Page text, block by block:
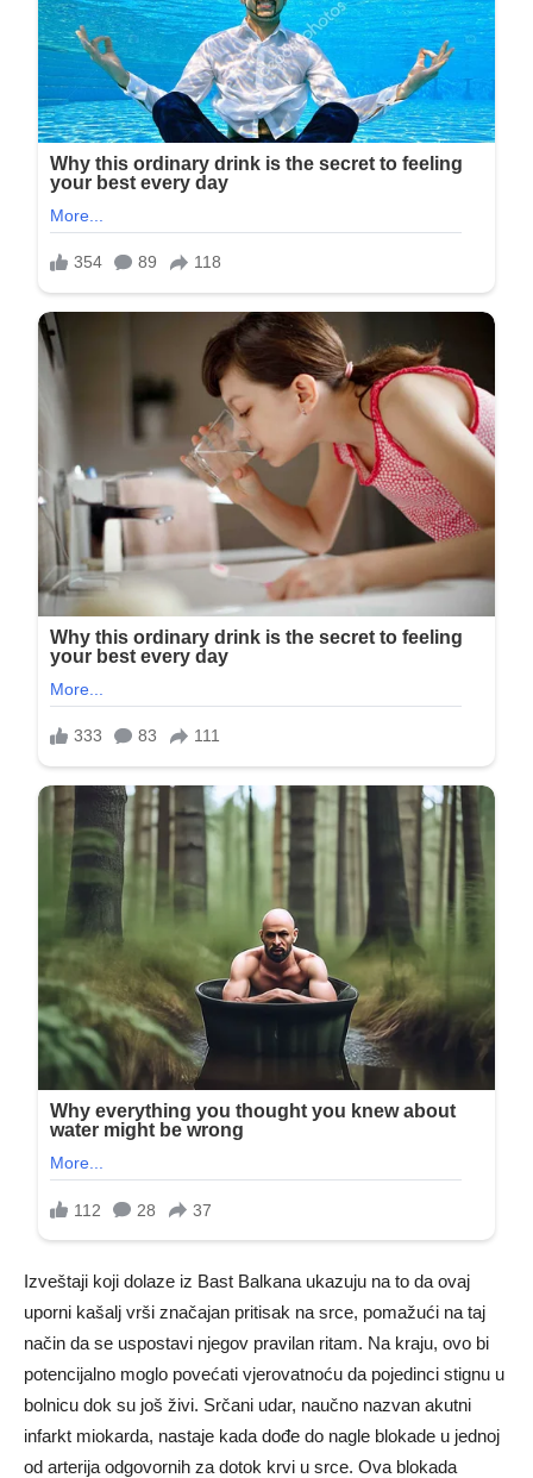
Izveštaji koji dolaze iz Bast Balkana ukazuju na to da ovaj
uporni kašalj vrši značajan pritisak na srce, pomažući na taj
način da se uspostavi njegov pravilan ritam. Na kraju, ovo bi
potencijalno moglo povećati vjerovatnoću da pojedinci stignu u
bolnicu dok su još živi. Srčani udar, naučno nazvan akutni
infarkt miokarda, nastaje kada dođe do nagle blokade u jednoj
od arterija odgovornih za dotok krvi u srce. Ova blokada